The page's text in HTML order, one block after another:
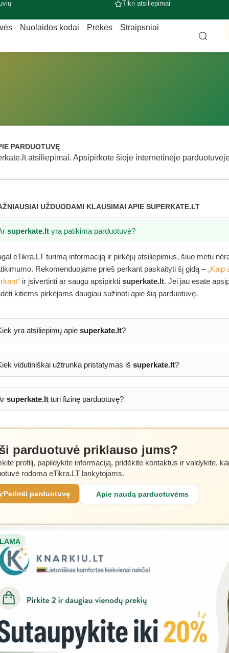
Tikri atsiliepimai
Nuolaidos kodai Prekės Straipsniai
PARDUOTUVĘ
atsiliepimai. Apsipirkote šioje internetinėje
UŽDUODAMI KLAUSIMAI APIE SUPERKATE.LT
superkate.lt yra patikima parduotuvė?
eTikra.LT turimą informaciją ir pirkėjų atsiliepimus, šiuo metu
Rekomenduojame prieš perkant paskaityti šį gidą –„Kaip
ir įsivertinti ar saugu apsipirkti superkate.lt. Jei jau esate
kitiems pirkėjams daugiau sužinoti apie šią parduotuvę.
yra atsiliepimų apie superkate.lt?
vidutiniškai užtrunka pristatymas iš superkate.lt?
superkate.ltturi fizinę parduotuvę?
parduotuvė priklauso jums?
profilį, papildykite informaciją, pridėkite kontaktus ir valdykite,
rodoma eTikra.LT lankytojams.
Perimti parduotuvę Apie naudą parduotuvėms